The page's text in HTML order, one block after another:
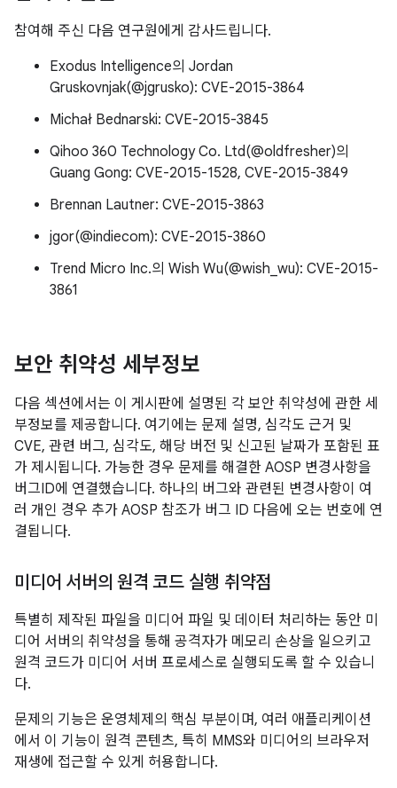
참여해 주신 다음 연구원에게 감사드립니다.
Exodus Intelligence의 Jordan
Gruskovnjak(@jgrusko): CVE-2015-3864
Michał Bednarski: CVE-2015-3845
Qihoo 360 Technology Co. Ltd(@oldfresher)의
Guang Gong: CVE-2015-1528, CVE-2015-3849
Brennan Lautner: CVE-2015-3863
jgor(@indiecom): CVE-2015-3860
Trend Micro Inc.의 Wish Wu(@wish_wu): CVE-2015-
3861
보안 취약성 세부정보
다음 섹션에서는 이 게시판에 설명된 각 보안 취약성에 관한 세
부정보를 제공합니다. 여기에는 문제 설명, 심각도 근거 및
CVE, 관련 버그, 심각도, 해당 버전 및 신고된 날짜가 포함된 표
가 제시됩니다. 가능한 경우 문제를 해결한 AOSP 변경사항을
버그ID에 연결했습니다. 하나의 버그와 관련된 변경사항이 여
러 개인 경우 추가 AOSP 참조가 버그 ID 다음에 오는 번호에 연
결됩니다.
미디어 서버의 원격 코드 실행 취약점
특별히 제작된 파일을 미디어 파일 및 데이터 처리하는 동안 미
디어 서버의 취약성을 통해 공격자가 메모리 손상을 일으키고
원격 코드가 미디어 서버 프로세스로 실행되도록 할 수 있습니
다.
문제의 기능은 운영체제의 핵심 부분이며, 여러 애플리케이션
에서 이 기능이 원격 콘텐츠, 특히 MMS와 미디어의 브라우저
재생에 접근할 수 있게 허용합니다.